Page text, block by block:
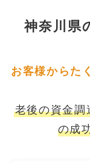
神奈川県
お客様からた
老後の資金調
の成